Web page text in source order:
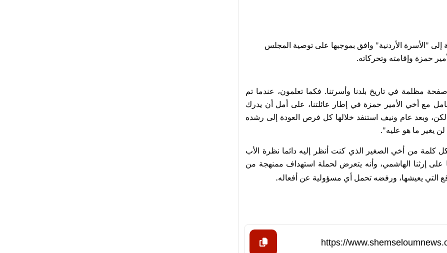
إلى "الأسرة الأردنية" وافق بموجبها على توصية المجلس
حمزة وإقامته وتحركاته.
مظلمة في تاريخ بلدنا وأسرتنا. فكما تعلمون، عندما تم
مع أخي الأمير حمزة في إطار عائلتنا، على أمل أن يدرك
لكن، وبعد عام ونيف استنفد خلالها كل فرص العودة إلى رشده
لن يغير ما هو عليه".
كلمة من أخي الصغير الذي كنت أنظر إليه دائما نظرة الأب
إرثنا الهاشمي، وأنه يتعرض لحملة استهداف ممنهجة من
التي يعيشها، ورفضه تحمل أي مسؤولية عن أفعاله.